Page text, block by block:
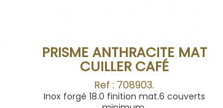
PRISME ANTHRACITE MAT
CUILLER CAFÉ
Ref : 708903.
Inox forgé 18.0 finition mat.6 couverts